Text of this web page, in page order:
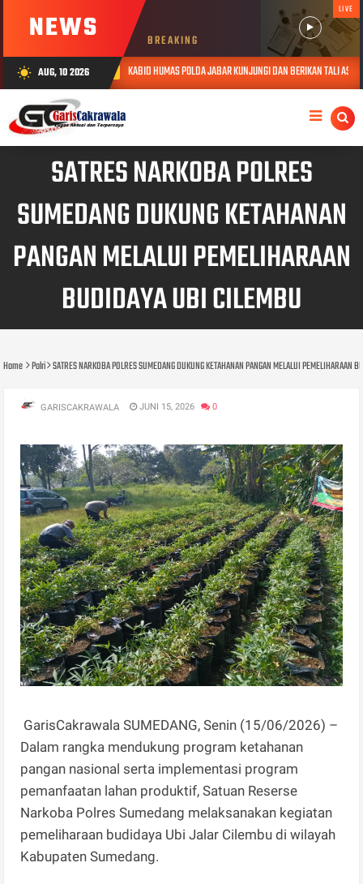
NEWS BREAKING
LIVE
wb_sunny AUG, 10 2026
AUG 08, 2026 KABID HUMAS POLDA JABAR KUNJUNGI DAN BERIKAN TALI ASIH KEPADA LANSIA
SATRES NARKOBA POLRES
SUMEDANG DUKUNG KETAHANAN
PANGAN MELALUI PEMELIHARAAN
BUDIDAYA UBI CILEMBU
Home Polri SATRES NARKOBA POLRES SUMEDANG DUKUNG KETAHANAN PANGAN MELALUI PEMELIHARAAN
GARISCAKRAWALA JUNI 15, 2026 0
GarisCakrawala SUMEDANG, Senin (15/06/2026) –
Dalam rangka mendukung program ketahanan
pangan nasional serta implementasi program
pemanfaatan lahan produktif, Satuan Reserse
Narkoba Polres Sumedang melaksanakan kegiatan
pemeliharaan budidaya Ubi Jalar Cilembu di wilayah
Kabupaten Sumedang.